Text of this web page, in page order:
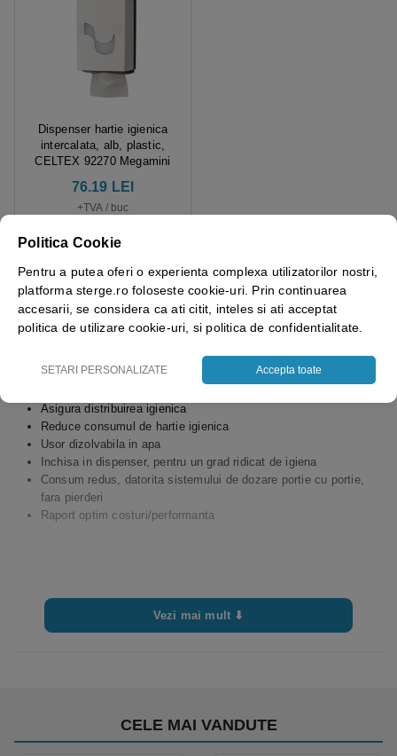
Dispenser hartie igienica
intercalata, alb, plastic,
CELTEX 92270 Megamini
76.19 LEI
+TVA / buc
Vezi produs
BENEFICIILE HARTIEI IGIENICA INTERCALATA BULCK-PACK
TORK T3 114273
Calitate superioara, moale la atingere
Asigura distribuirea igienica
Reduce consumul de hartie igienica
Usor dizolvabila in apa
Inchisa in dispenser, pentru un grad ridicat de igiena
Consum redus, datorita sistemului de dozare portie cu portie,
fara pierderi
Raport optim costuri/performanta
Vezi mai mult ⬇
CELE MAI VANDUTE
Politica Cookie
Pentru a putea oferi o experienta complexa utilizatorilor nostri,
platforma sterge.ro foloseste cookie-uri. Prin continuarea
accesarii, se considera ca ati citit, inteles si ati acceptat
politica de utilizare cookie-uri, si politica de confidentialitate.
SETARI PERSONALIZATE Accepta toate